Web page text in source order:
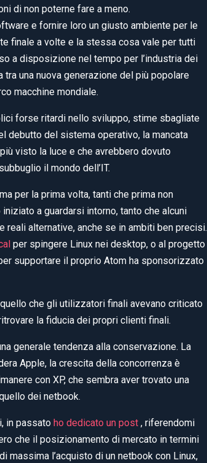
di non poterne fare a meno.
e fornire loro un giusto ambiente per le
finale a volte e la stessa cosa vale per tutti
a disposizione nel tempo per l’industria dei
una nuova generazione del più popolare
macchine mondiale.
forse ritardi nello sviluppo, stime sbagliate
debutto del sistema operativo, la mancata
visto la luce e che avrebbero dovuto
il mondo dell’IT.
per la prima volta, tanti che prima non
a guardarsi intorno, tanto che alcuni
alternative, anche se in ambiti ben precisi.
per spingere Linux nei desktop, o al progetto
supportare il proprio Atom ha sponsorizzato
che gli utilizzatori finali avevano criticato
la fiducia dei propri clienti finali.
generale tendenza alla conservazione. La
Apple, la crescita della concorrenza è
con XP, che sembra aver trovato una
dei netbook.
in passato ho dedicato un post , riferendomi
che il posizionamento di mercato in termini
l’acquisto di un netbook con Linux,